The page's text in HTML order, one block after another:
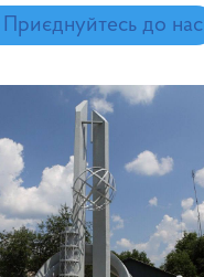
Приєднуйтесь до нас